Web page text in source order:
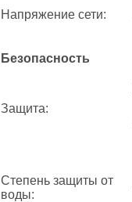
Напряжение сети:
Безопасность
Защита:
Степень защиты от
воды: